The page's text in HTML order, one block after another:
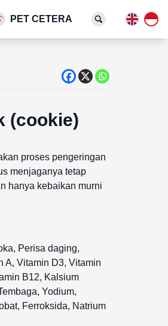
PET CETERA
(cookie)
proses pengeringan
menjaganya tetap
hanya kebaikan murni
Perisa daging,
A, Vitamin D3, Vitamin
B12, Kalsium
Yodium,
Ferroksida, Natrium